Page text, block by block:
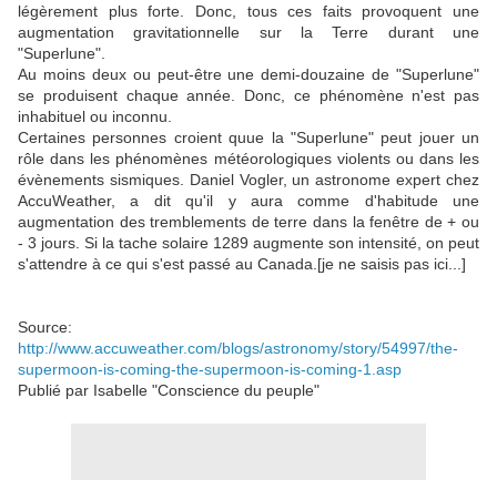
légèrement plus forte. Donc, tous ces faits provoquent une
augmentation gravitationnelle sur la Terre durant une
"Superlune".
Au moins deux ou peut-être une demi-douzaine de "Superlune"
se produisent chaque année. Donc, ce phénomène n'est pas
inhabituel ou inconnu.
Certaines personnes croient quue la "Superlune" peut jouer un
rôle dans les phénomènes météorologiques violents ou dans les
évènements sismiques. Daniel Vogler, un astronome expert chez
AccuWeather, a dit qu'il y aura comme d'habitude une
augmentation des tremblements de terre dans la fenêtre de + ou
- 3 jours. Si la tache solaire 1289 augmente son intensité, on peut
s'attendre à ce qui s'est passé au Canada.[je ne saisis pas ici...]
Source:
http://www.accuweather.com/blogs/astronomy/story/54997/the-
supermoon-is-coming-the-supermoon-is-coming-1.asp
Publié par Isabelle "Conscience du peuple"